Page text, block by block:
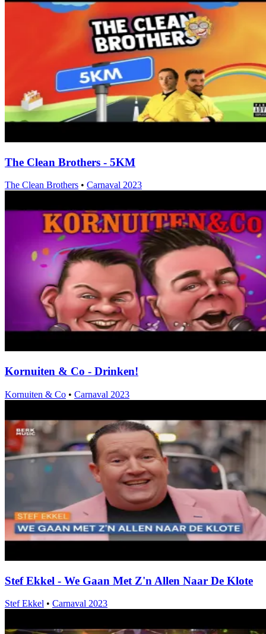
The Clean Brothers - 5KM
The Clean Brothers • Carnaval 2023
Kornuiten & Co - Drinken!
Kornuiten & Co • Carnaval 2023
Stef Ekkel - We Gaan Met Z'n Allen Naar De Klote
Stef Ekkel • Carnaval 2023